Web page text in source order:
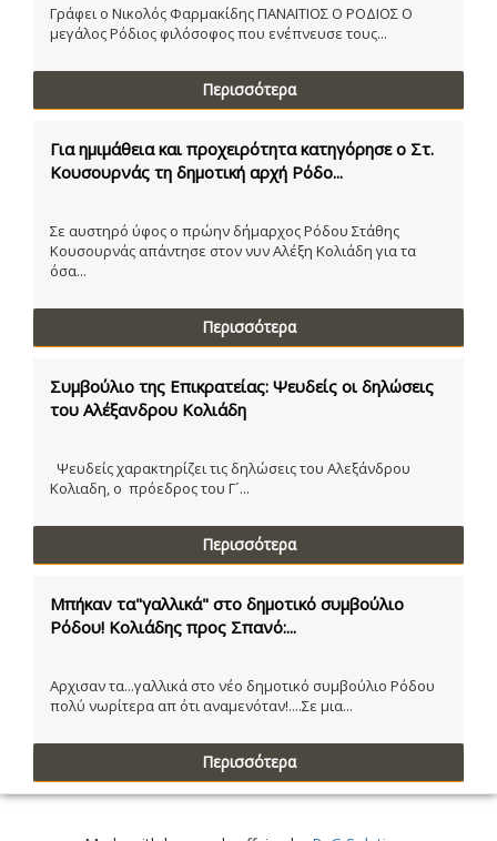
Γράφει ο Νικολός Φαρμακίδης ΠΑΝΑΙΤΙΟΣ Ο ΡΟΔΙΟΣ Ο
μεγάλος Ρόδιος φιλόσοφος που ενέπνευσε τους...
Περισσότερα
Για ημιμάθεια και προχειρότητα κατηγόρησε ο Στ.
Κουσουρνάς τη δημοτική αρχή Ρόδο...
Σε αυστηρό ύφος ο πρώην δήμαρχος Ρόδου Στάθης
Κουσουρνάς απάντησε στον νυν Αλέξη Κολιάδη για τα
όσα...
Περισσότερα
Συμβούλιο της Επικρατείας: Ψευδείς οι δηλώσεις
του Αλέξανδρου Κολιάδη
Ψευδείς χαρακτηρίζει τις δηλώσεις του Αλεξάνδρου
Κολιαδη, ο πρόεδρος του Γ´...
Περισσότερα
Μπήκαν τα"γαλλικά" στο δημοτικό συμβούλιο
Ρόδου! Κολιάδης προς Σπανό:...
Αρχισαν τα...γαλλικά στο νέο δημοτικό συμβούλιο Ρόδου
πολύ νωρίτερα απ ότι αναμενόταν!....Σε μια...
Περισσότερα